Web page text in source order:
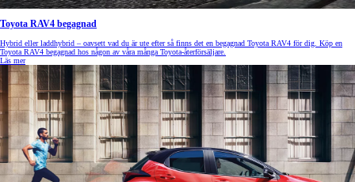
Toyota RAV4 begagnad
Hybrid eller laddhybrid – oavsett vad du är ute efter så finns det en begagnad Toyota RAV4 för dig. Köp en
Toyota RAV4 begagnad hos någon av våra många Toyota-återförsäljare.
Läs mer